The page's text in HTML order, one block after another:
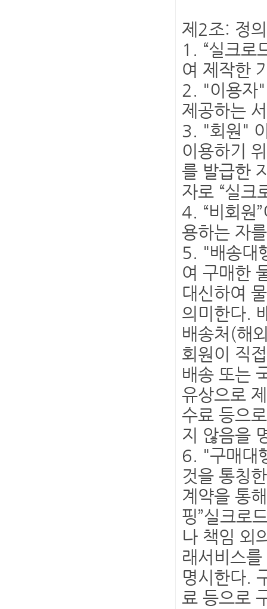
제2조: 정의
1. “실크로
여 제작한
2. "이용자"
제공하는
3. "회원"
이용하기
를 발급한
자로 “실크
4. “비회원
용하는 자
5. "배송대
여 구매한
대신하여
의미한다.
배송처(해
회원이 직
배송 또는
유상으로
수료 등으
지 않음을
6. "구매대
것을 통칭
계약을 통
핑”실크로
나 책임 외
래서비스
명시한다.
료 등으로